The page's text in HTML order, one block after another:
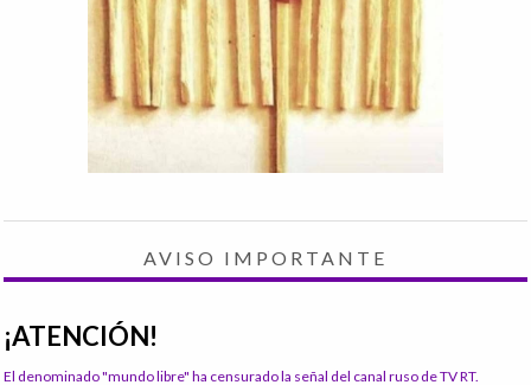
AVISO IMPORTANTE
¡ATENCIÓN!
El denominado "mundo libre" ha censurado la señal del canal ruso de TV RT.